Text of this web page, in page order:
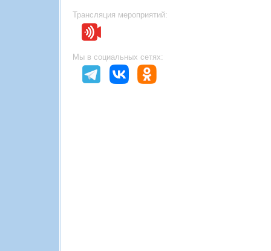
Трансляция мероприятий:
Мы в социальных сетях: